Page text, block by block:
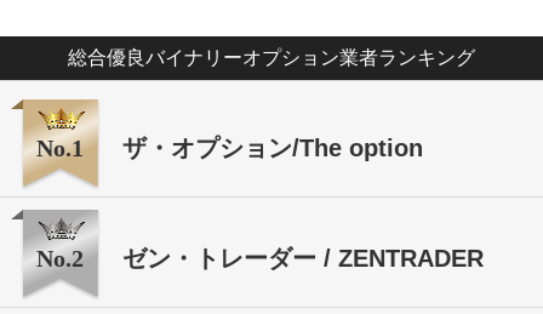
総合優良バイナリーオプション業者ランキング
No.1 ザ・オプション/The option
No.2 ゼン・トレーダー / ZENTRADER